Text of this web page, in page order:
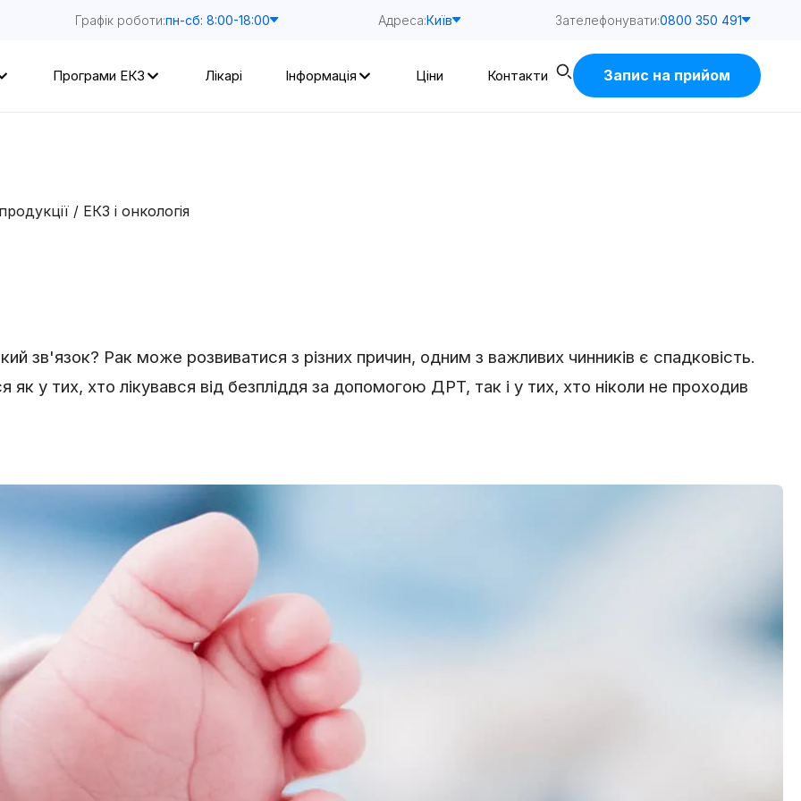
Графік роботи:пн-сб: 8:00-18:00 Адреса:Київ Зателефонувати:0800 350 491
Програми ЕКЗ Лікарі Інформація Ціни Контакти Запис на прийом
/ ЕКЗ і онкологія
зв'язок? Рак може розвиватися з різних причин, одним з важливих чинників є спадковість.
у тих, хто лікувався від безпліддя за допомогою ДРТ, так і у тих, хто ніколи не проходив